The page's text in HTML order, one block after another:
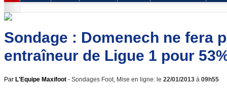
Sondage : Domenech ne fera
entraîneur de Ligue 1 pour
Par L'Equipe Maxifoot - Sondages Foot, Mise en ligne: le 22/01/2013 à 09h55